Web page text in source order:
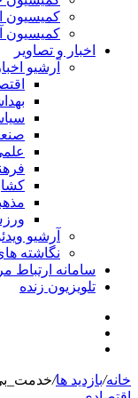
کمیسیون
کمیسیون
اخبار و تصاویر
آرشیو اخبار
آرشیو
نگاشته
سامانه ارتباط
تلویزیون زنده
خانه/بازدید ها/